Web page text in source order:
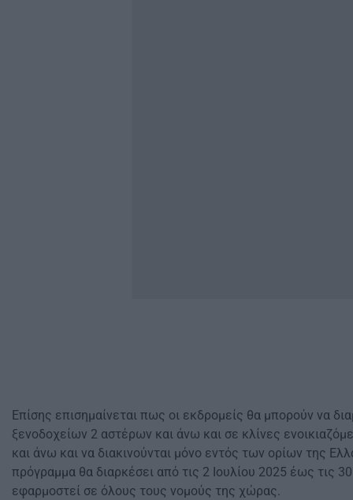
Επίσης επισημαίνεται πως οι εκδρομείς θα μπορούν να
ξενοδοχείων 2 αστέρων και άνω και σε κλίνες
και άνω και να διακινούνται μόνο εντός των ορίων της
πρόγραμμα θα διαρκέσει από τις 2 Ιουλίου 2025 έως τις
εφαρμοστεί σε όλους τους νομούς της χώρας.